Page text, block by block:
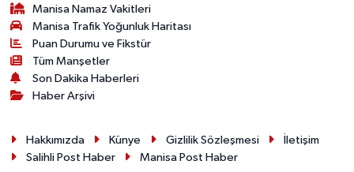
Manisa Namaz Vakitleri
Manisa Trafik Yoğunluk Haritası
Puan Durumu ve Fikstür
Tüm Manşetler
Son Dakika Haberleri
Haber Arşivi
Hakkımızda Künye Gizlilik Sözleşmesi
İletişim
Salihli Post Haber
Manisa Post Haber